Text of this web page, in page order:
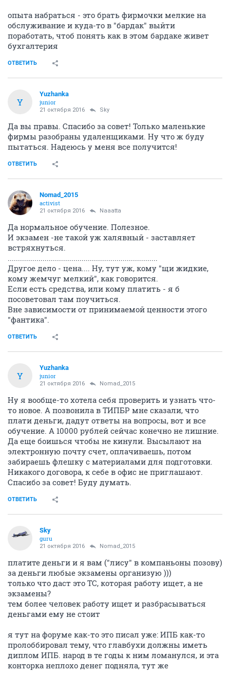
опыта набраться - это брать фирмочки мелкие на
обслуживание и куда-то в "бардак" выйти
поработать, чтоб понять как в этом бардаке живет
бухгалтерия
ОТВЕТИТЬ
Y
Yuzhanka
junior
21 октября 2016 Sky
Да вы правы. Спасибо за совет! Только маленькие
фирмы разобраны удаленщиками. Ну что ж буду
пытаться. Надеюсь у меня все получится!
ОТВЕТИТЬ
Nomad_2015
activist
21 октября 2016 Naaatta
Да нормальное обучение. Полезное.
И экзамен -не такой уж халявный - заставляет
встряхнуться.
.........................................................................
Другое дело - цена.... Ну, тут уж, кому "щи жидкие,
кому жемчуг мелкий", как говорится.
Если есть средства, или кому платить - я б
посоветовал там поучиться.
Вне зависимости от принимаемой ценности этого
"фантика".
ОТВЕТИТЬ
Y
Yuzhanka
junior
21 октября 2016 Nomad_2015
Ну я вообще-то хотела себя проверить и узнать что-
то новое. А позвонила в ТИПБР мне сказали, что
плати деньги, дадут ответы на вопросы, вот и все
обучение. А 10000 рублей сейчас конечно не лишние.
Да еще боишься чтобы не кинули. Высылают на
электронную почту счет, оплачиваешь, потом
забираешь флешку с материалами для подготовки.
Никакого договора, к себе в офис не приглашают.
Спасибо за совет! Буду думать.
ОТВЕТИТЬ
Sky
guru
21 октября 2016 Nomad_2015
платите деньги и я вам ("лису" в компаньоны позову)
за деньги любые экзамены организую )))
только что даст это ТС, которая работу ищет, а не
экзамены?
тем более человек работу ищет и разбрасываться
деньгами ему не стоит
я тут на форуме как-то это писал уже: ИПБ как-то
пролоббировал тему, что главбухи должны иметь
диплом ИПБ. народ в те годы к ним ломанулся, и эта
конторка неплохо денег подняла, тут же